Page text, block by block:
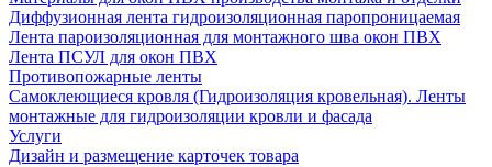
Диффузионная лента гидроизоляционная паропроницаемая
Лента пароизоляционная для монтажного шва окон ПВХ
Лента ПСУЛ для окон ПВХ
Противопожарные ленты
Самоклеющиеся кровля (Гидроизоляция кровельная). Ленты
монтажные для гидроизоляции кровли и фасада
Услуги
Дизайн и размещение карточек товара